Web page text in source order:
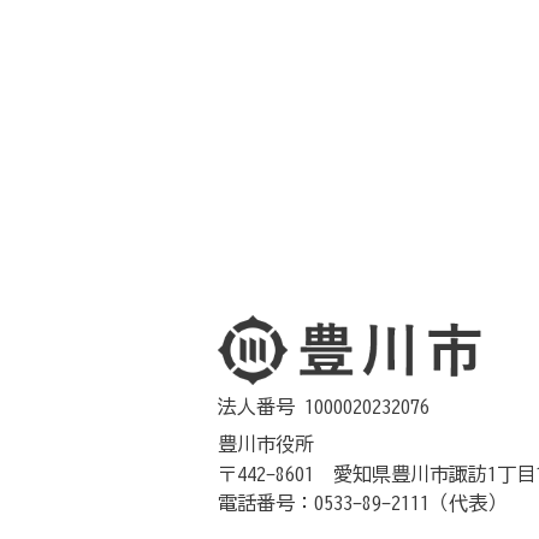
法人番号 1000020232076
豊川市役所
〒442-8601 愛知県豊川市諏訪1丁目
電話番号：0533-89-2111（代表）